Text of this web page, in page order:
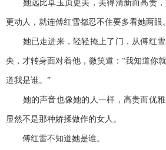
她远比卓玉贞更美，美得清新而高贵，
更动人，就连傅红雪都忍不住要多看她两眼。
她已走进来，轻轻掩上了门，从傅红雪
央，才转身面对着他，微笑道：“我知道你
道我是谁。”
她的声音也像她的人一样，高贵而优雅
显然不是那种娇揉做作的女人。
傅红雷不知道她是谁。